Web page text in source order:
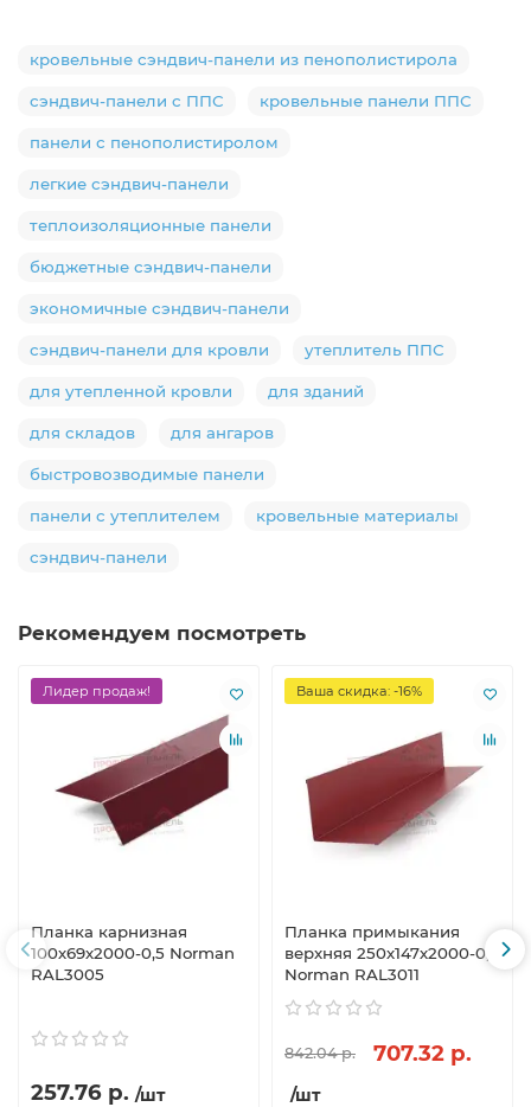
кровельные сэндвич-панели из пенополистирола
сэндвич-панели с ППС кровельные панели ППС
панели с пенополистиролом
легкие сэндвич-панели
теплоизоляционные панели
бюджетные сэндвич-панели
экономичные сэндвич-панели
сэндвич-панели для кровли утеплитель ППС
для утепленной кровли для зданий
для складов для ангаров
быстровозводимые панели
панели с утеплителем кровельные материалы
сэндвич-панели
Рекомендуем посмотреть
Лидер продаж!
Планка карнизная
100х69х2000-0,5 Norman
RAL3005
257.76 р. /шт
Ваша скидка: -16%
Планка примыкания
верхняя 250х147х2000-0,5
Norman RAL3011
842.04 р. 707.32 р.
/шт